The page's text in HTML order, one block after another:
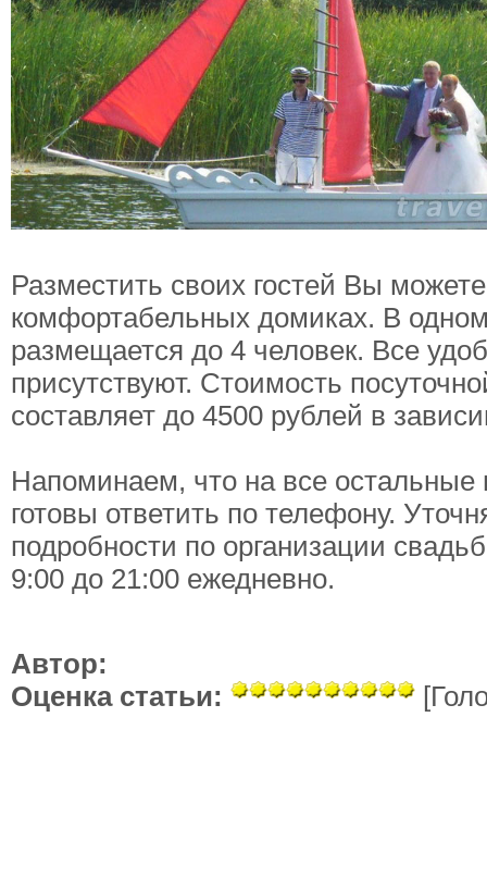
Разместить своих гостей Вы
комфортабельных домиках. В
размещается до 4 человек. Все
присутствуют. Стоимость
составляет до 4500 рублей в
Напоминаем, что на все
готовы ответить по телефону.
подробности по организации
9:00 до 21:00 ежедневно.
Автор:
Оценка статьи: